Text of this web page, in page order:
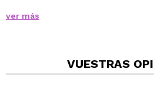
estancia en un espacio más
una atmósfera agradable y
ver más
VUESTRAS